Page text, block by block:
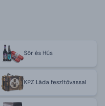
Sör és Hús
KPZ Láda feszítővassal